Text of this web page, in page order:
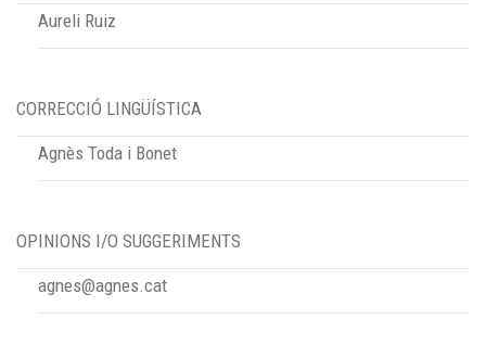
Aureli Ruiz
CORRECCIÓ LINGÜÍSTICA
Agnès Toda i Bonet
OPINIONS I/O SUGGERIMENTS
agnes@agnes.cat